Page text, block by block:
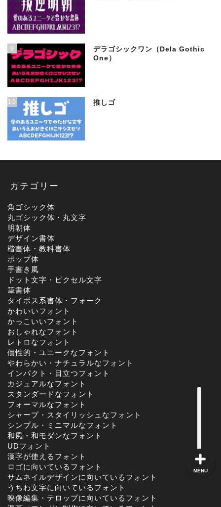
9
デラゴシックワン（Dela Gothic
One）
10 推しゴ
カテゴリー
角ゴシック体
丸ゴシック体・丸文字
明朝体
デザイン書体
楷書体・教科書体
ポップ体
手書き風
ドット文字・ピクセル文字
筆書体
タイポス系書体・フォーク
かわいいフォント
かっこいいフォント
おしゃれなフォント
レトロなフォント
個性的・ユニークなフォント
やわらかい・ナチュラルなフォント
インパクト・目立つフォント
カジュアルなフォント
スタンダードなフォント
フォーマルなフォント
シャープ・スタイリッシュなフォント
シンプル・ミニマルなフォント
和風・和モダンなフォント
UDフォント
漢字が使えるフォント
ロゴに向いているフォント
サムネイルデザインに向いているフォント
うちわ文字に向いているフォント
映像編集・テロップに向いているフォント
MENU